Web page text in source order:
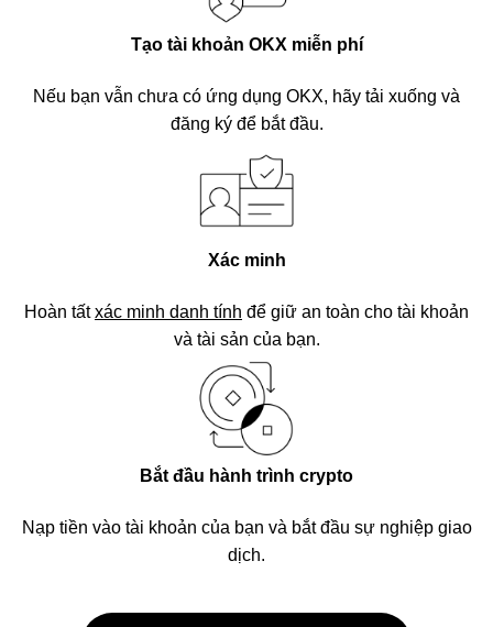
Tạo tài khoản OKX miễn phí
Nếu bạn vẫn chưa có ứng dụng OKX, hãy tải xuống và
đăng ký để bắt đầu.
Xác minh
Hoàn tấtxác minh danh tính để giữ an toàn cho tài khoản
và tài sản của bạn.
Bắt đầu hành trình crypto
Nạp tiền vào tài khoản của bạn và bắt đầu sự nghiệp giao
dịch.